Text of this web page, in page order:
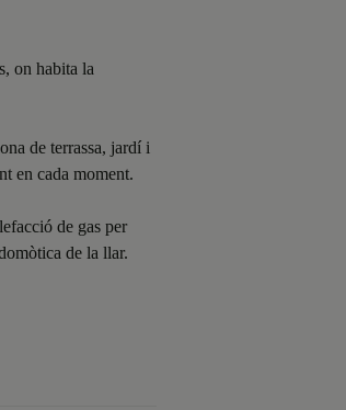
on habita la
de terrassa, jardí i
en cada moment.
de gas per
de la llar.